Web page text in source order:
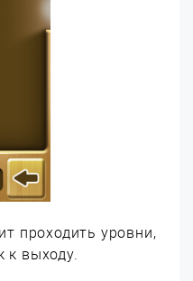
проходить уровни,
к выходу.